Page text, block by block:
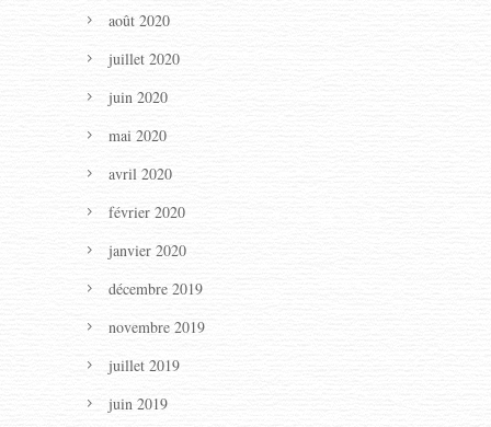
août 2020
juillet 2020
juin 2020
mai 2020
avril 2020
février 2020
janvier 2020
décembre 2019
novembre 2019
juillet 2019
juin 2019